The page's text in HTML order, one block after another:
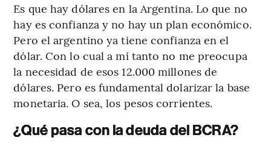
Es que hay dólares en la Argentina. Lo que no
hay es confianza y no hay un plan económico.
Pero el argentino ya tiene confianza en el
dólar. Con lo cual a mí tanto no me preocupa
la necesidad de esos 12.000 millones de
dólares. Pero es fundamental dolarizar la base
monetaria. O sea, los pesos corrientes.
¿Qué pasa con la deuda del BCRA?